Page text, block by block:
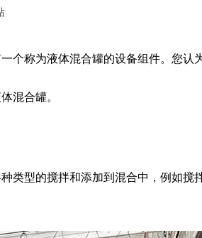
个称为液体混合罐的设备组件。您认
混合罐。
类型的搅拌和添加到混合中，例如搅